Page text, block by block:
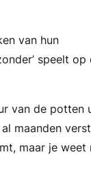
van hun
speelt op
van de potten
maanden
maar je weet